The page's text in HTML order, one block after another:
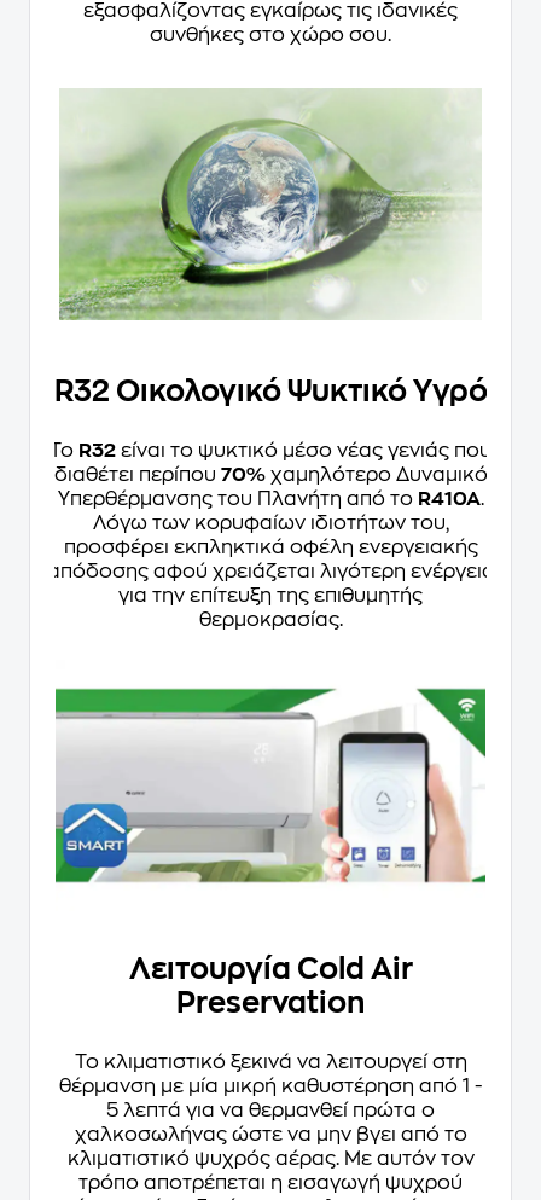
εξασφαλίζοντας εγκαίρως τις ιδανικές
συνθήκες στο χώρο σου.
R32 Οικολογικό Ψυκτικό Υγρό
Το R32 είναι το ψυκτικό μέσο νέας γενιάς που
διαθέτει περίπου 70%χαμηλότερο Δυναμικό
Υπερθέρμανσης του Πλανήτη από το R410A.
Λόγω των κορυφαίων ιδιοτήτων του,
προσφέρει εκπληκτικά οφέλη ενεργειακής
απόδοσης αφού χρειάζεται λιγότερη ενέργεια
για την επίτευξη της επιθυμητής
θερμοκρασίας.
Λειτουργία Cold Air
Preservation
Το κλιματιστικό ξεκινά να λειτουργεί στη
θέρμανση με μία μικρή καθυστέρηση από 1 -
5 λεπτά για να θερμανθεί πρώτα ο
χαλκοσωλήνας ώστε να μην βγει από το
κλιματιστικό ψυχρός αέρας. Με αυτόν τον
τρόπο αποτρέπεται η εισαγωγή ψυχρού